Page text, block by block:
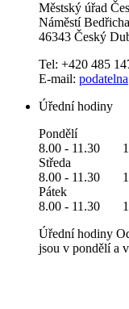
Městský úřad
Náměstí
46343 Český
Tel: +420 485
E-mail:
Úřední hodiny
Pondělí
8.00 - 11.30
Středa
8.00 - 11.30
Pátek
8.00 - 11.30
Úřední hodiny
jsou v pondělí a